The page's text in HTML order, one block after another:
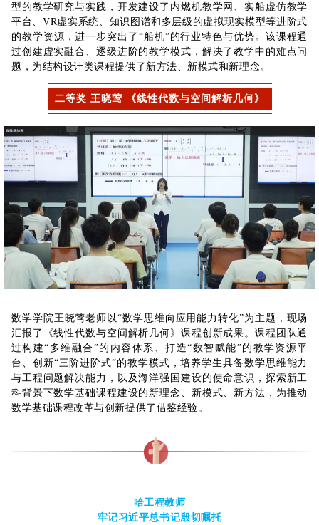
型的教学研究与实践，开发建设了内燃机教学网、实船虚仿教学
平台、VR虚实系统、知识图谱和多层级的虚拟现实模型等进阶式
的教学资源，进一步突出了“船机”的行业特色与优势。该课程通
过创建虚实融合、逐级进阶的教学模式，解决了教学中的难点问
题，为结构设计类课程提供了新方法、新模式和新理念。
二等奖 王晓莺 《线性代数与空间解析几何》
数学学院王晓莺老师以“数学思维向应用能力转化”为主题，现场
汇报了《线性代数与空间解析几何》课程创新成果。课程团队通
过构建“多维融合”的内容体系、打造“数智赋能”的教学资源平
台、创新“三阶进阶式”的教学模式，培养学生具备数学思维能力
与工程问题解决能力，以及海洋强国建设的使命意识，探索新工
科背景下数学基础课程建设的新理念、新模式、新方法，为推动
数学基础课程改革与创新提供了借鉴经验。
哈工程教师
牢记习近平总书记殷切嘱托